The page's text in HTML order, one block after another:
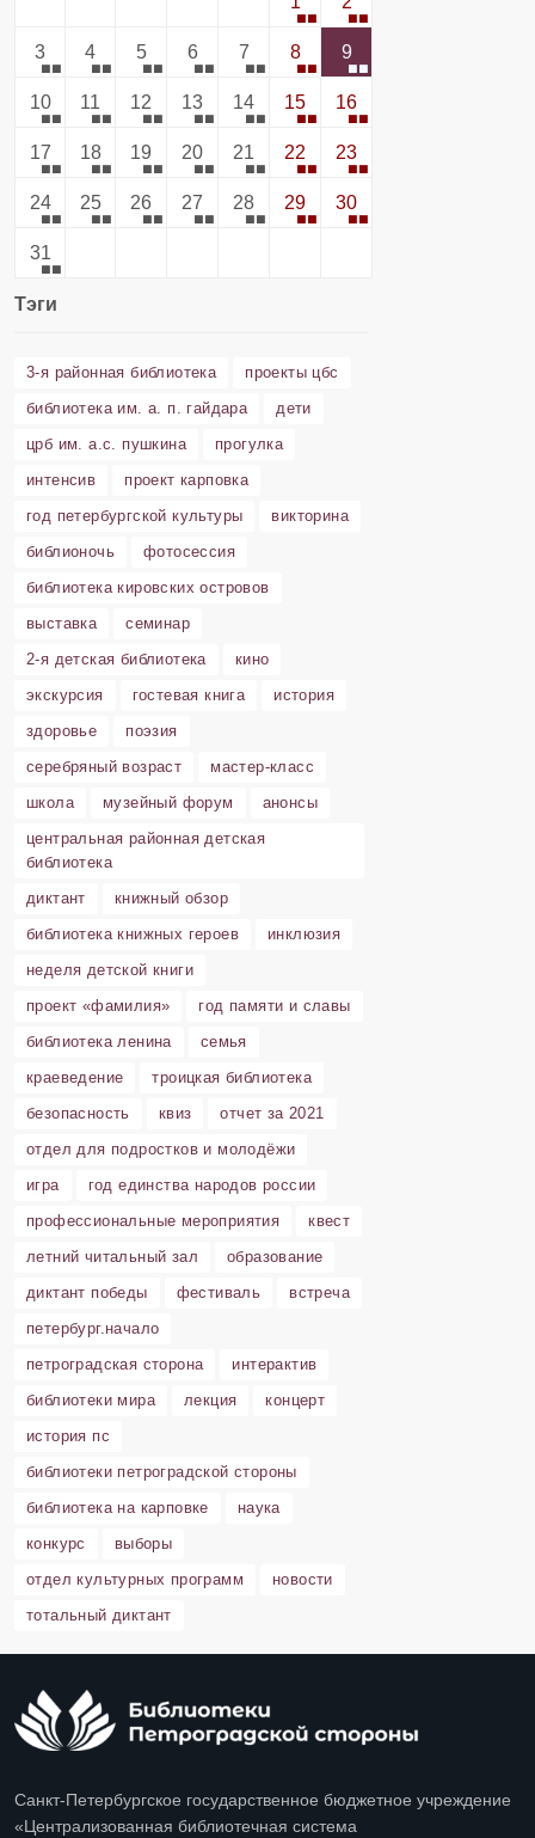
3 4 5 6 7 8 9
10 11 12 13 14 15 16
17 18 19 20 21 22 23
24 25 26 27 28 29 30
31
Тэги
3-я районная библиотека
проекты цбс
библиотека им. а. п. гайдара
дети
црб им. а.с. пушкина
прогулка
интенсив
проект карповка
год петербургской культуры
викторина
библионочь
фотосессия
библиотека кировских островов
выставка
семинар
2-я детская библиотека
кино
экскурсия
гостевая книга
история
здоровье
поэзия
серебряный возраст
мастер-класс
школа
музейный форум
анонсы
центральная районная детская
библиотека
диктант
книжный обзор
библиотека книжных героев
инклюзия
неделя детской книги
проект «фамилия»
год памяти и славы
библиотека ленина
семья
краеведение
троицкая библиотека
безопасность
квиз
отчет за 2021
отдел для подростков и молодёжи
игра
год единства народов россии
профессиональные мероприятия
квест
летний читальный зал
образование
диктант победы
фестиваль
встреча
петербург.начало
петроградская сторона
интерактив
библиотеки мира
лекция
концерт
история пс
библиотеки петроградской стороны
библиотека на карповке
наука
конкурс
выборы
отдел культурных программ
новости
тотальный диктант
Санкт-Петербургское государственное бюджетное учреждение
«Централизованная библиотечная система